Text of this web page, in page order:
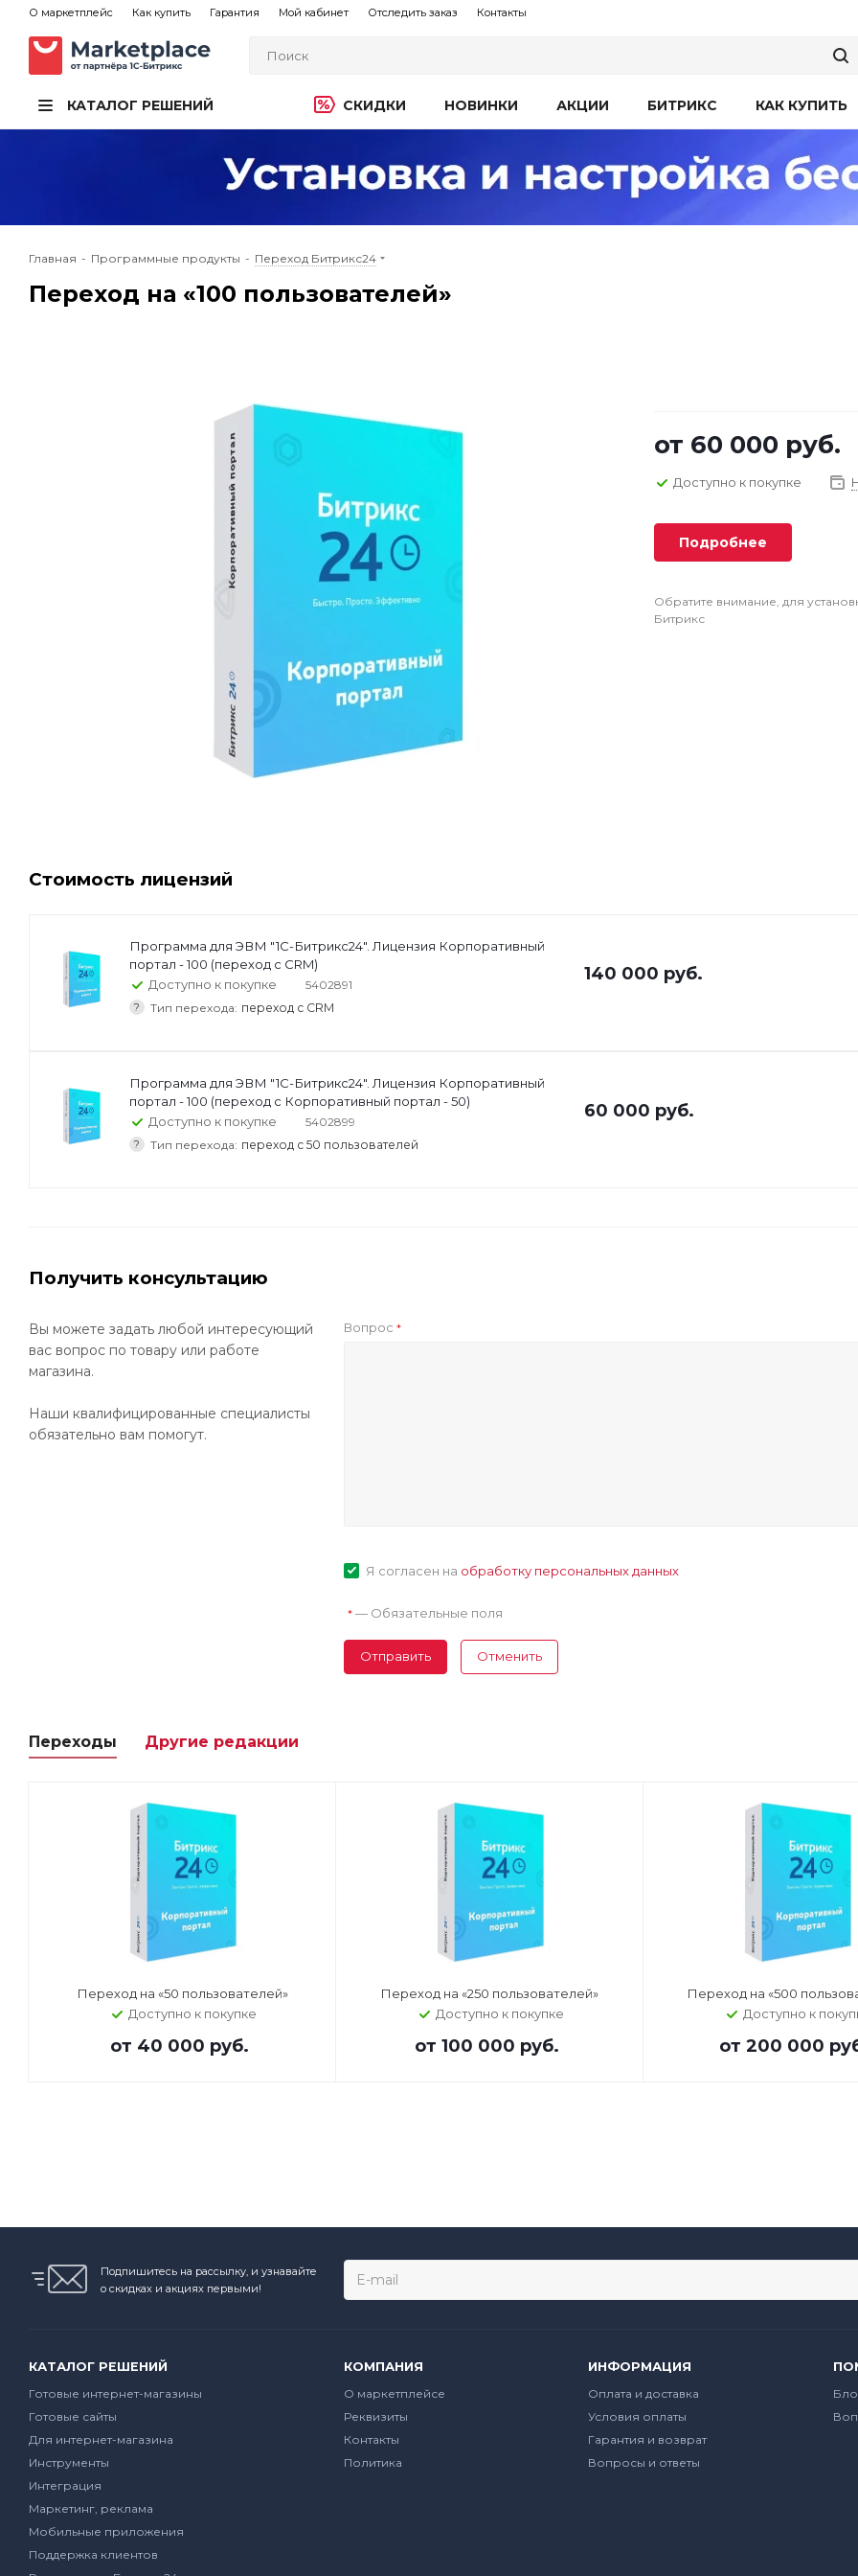
О маркетплейс Как купить Гарантия Мой кабинет Отследить заказ Контакты
КАТАЛОГ РЕШЕНИЙ СКИДКИ НОВИНКИ АКЦИИ БИТРИКС КАК КУПИТЬ
Главная - Программные продукты - Переход Битрикс24
Переход на «100 пользователей»
от 60 000 руб.
Доступно к покупке
Подробнее
Обратите внимание, для
Битрикс
Стоимость лицензий
Программа для ЭВМ "1С-Битрикс24". Лицензия Корпоративный
портал - 100 (переход с CRM)
Доступно к покупке
5402891
? Тип перехода: переход с CRM
140 000 руб.
Программа для ЭВМ "1С-Битрикс24". Лицензия Корпоративный
портал - 100 (переход с Корпоративный портал - 50)
Доступно к покупке
5402899
? Тип перехода: переход с 50 пользователей
60 000 руб.
Получить консультацию
Вы можете задать любой интересующий
вас вопрос по товару или работе
магазина.
Наши квалифицированные специалисты
обязательно вам помогут.
Вопрос *
Я согласен на обработку персональных данных
*— Обязательные поля
Отправить Отменить
Переходы Другие редакции
Переход на «50 пользователей»
Доступно к покупке
от 40 000 руб.
Переход на «250 пользователей»
Доступно к покупке
от 100 000 руб.
Переход на «500
Доступно к
от 200 000
Подпишитесь на рассылку, и узнавайте
о скидках и акциях первыми!
КАТАЛОГ РЕШЕНИЙ
Готовые интернет-магазины
Готовые сайты
Для интернет-магазина
Инструменты
Интеграция
Маркетинг, реклама
Мобильные приложения
Поддержка клиентов
КОМПАНИЯ
О маркетплейсе
Реквизиты
Контакты
Политика
ИНФОРМАЦИЯ
Оплата и доставка
Условия оплаты
Гарантия и возврат
Вопросы и ответы